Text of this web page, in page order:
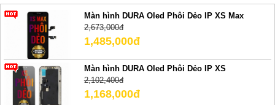
Màn hình DURA Oled Phôi Dẻo IP XS Max
2,673,000đ
1,485,000đ
Màn hình DURA Oled Phôi Dẻo IP XS
2,102,400đ
1,168,000đ